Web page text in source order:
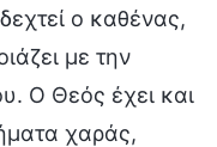
ο καθένας,
με την
Ο Θεός έχει και
χαράς,